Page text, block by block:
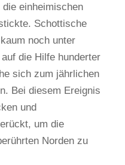
die einheimischen
Schottische
noch unter
die Hilfe hunderter
sich zum jährlichen
Bei diesem Ereignis
und
um die
Norden zu